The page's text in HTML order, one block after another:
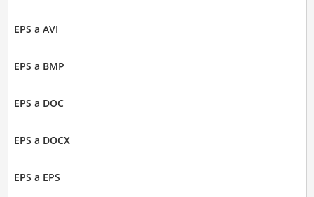
EPS a AVI
EPS a BMP
EPS a DOC
EPS a DOCX
EPS a EPS